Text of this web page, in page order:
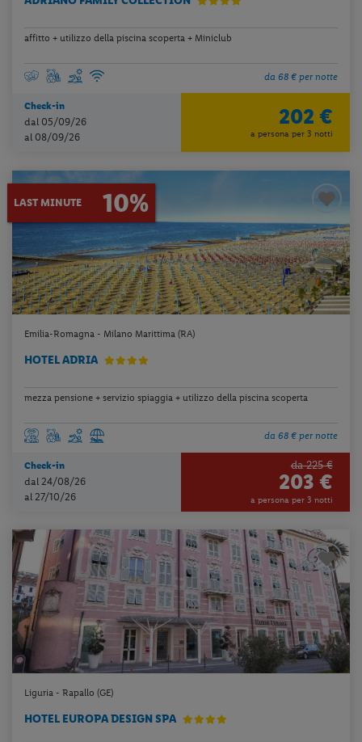
affitto + utilizzo della piscina scoperta + Miniclub
da 68 € per notte
Check-in
dal 05/09/26
al 08/09/26
202 €
a persona per 3 notti
LAST MINUTE 10%
Emilia-Romagna - Milano Marittima (RA)
HOTEL ADRIA
mezza pensione + servizio spiaggia + utilizzo della piscina scoperta
da 68 € per notte
Check-in
dal 24/08/26
al 27/10/26
da 225 €
203 €
a persona per 3 notti
Liguria - Rapallo (GE)
HOTEL EUROPA DESIGN SPA